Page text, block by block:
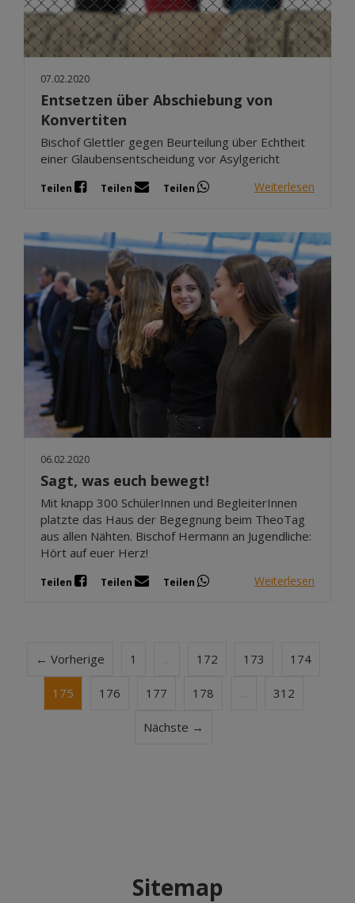
07.02.2020
Entsetzen über Abschiebung von
Konvertiten
Bischof Glettler gegen Beurteilung über Echtheit
einer Glaubensentscheidung vor Asylgericht
Teilen Teilen Teilen Weiterlesen
06.02.2020
Sagt, was euch bewegt!
Mit knapp 300 SchülerInnen und BegleiterInnen
platzte das Haus der Begegnung beim TheoTag
aus allen Nähten. Bischof Hermann an Jugendliche:
Hört auf euer Herz!
Teilen Teilen Teilen Weiterlesen
← Vorherige 1 172 173 174
175 176 177 178 312
Nächste →
Sitemap